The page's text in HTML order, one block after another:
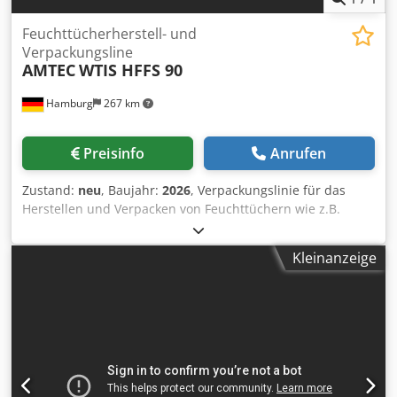
Hamburg 267 km
Feuchttücherherstell- und
Verpackungsline
AMTECWTIS HFFS 90
Preisinfo Anrufen
Zustand: neu, Baujahr: 2026, Verpackungslinie für das
Herstellen und Verpacken von Feuchttüchern wie z.B.
Hygienetücher, Reinigungstücher, Feuchtpflegetücher,
Desinfektionstücher. Der Herstellprozess umfasst dabei
das Abwickeln des Vliesstoffs von der Mutterrolle,
Loch Stanzen (Tücher-Entnahme) und Platzieren des
Kleinanzeige